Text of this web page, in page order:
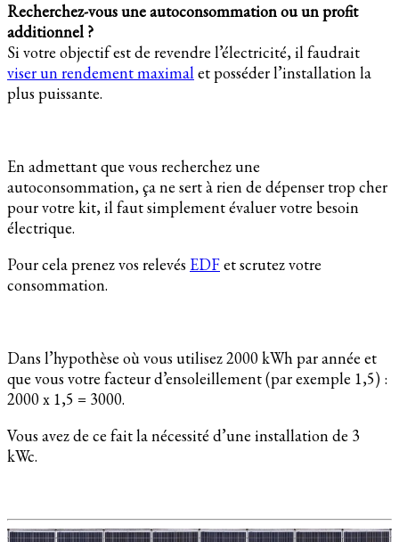
Recherchez-vous une autoconsommation ou un profit
additionnel ?
Si votre objectif est de revendre l’électricité, il faudrait
viser un rendement maximalet posséder l’installation la
plus puissante.
En admettant que vous recherchez une
autoconsommation, ça ne sert à rien de dépenser trop cher
pour votre kit, il faut simplement évaluer votre besoin
électrique.
Pour cela prenez vos relevés EDFet scrutez votre
consommation.
Dans l’hypothèse où vous utilisez 2000 kWh par année et
que vous votre facteur d’ensoleillement (par exemple 1,5) :
2000 x 1,5 = 3000.
Vous avez de ce fait la nécessité d’une installation de 3
kWc.